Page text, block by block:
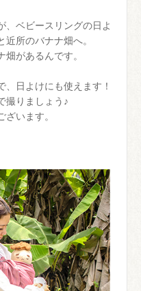
、ベビースリングの日よ
所のバナナ畑へ。
があるんです。
日よけにも使えます！
撮りましょう♪
います。